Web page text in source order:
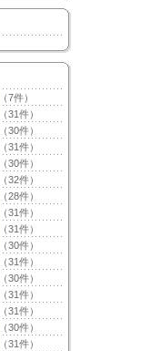
（7件）
（31件）
（30件）
（31件）
（30件）
（32件）
（28件）
（31件）
（31件）
（30件）
（31件）
（30件）
（31件）
（31件）
（30件）
（31件）